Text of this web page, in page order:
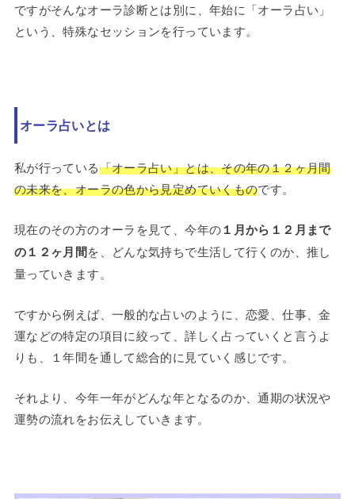
ですがそんなオーラ診断とは別に、年始に「オーラ占い」
という、特殊なセッションを行っています。
オーラ占いとは
私が行っている「オーラ占い」とは、その年の１２ヶ月間
の未来を、オーラの色から見定めていくものです。
現在のその方のオーラを見て、今年の１月から１２月まで
の１２ヶ月間を、どんな気持ちで生活して行くのか、推し
量っていきます。
ですから例えば、一般的な占いのように、恋愛、仕事、金
運などの特定の項目に絞って、詳しく占っていくと言うよ
りも、１年間を通して総合的に見ていく感じです。
それより、今年一年がどんな年となるのか、通期の状況や
運勢の流れをお伝えしていきます。